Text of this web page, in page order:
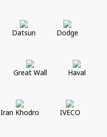
Datsun Dodge
Great Wall Haval
Iran Khodro IVECO